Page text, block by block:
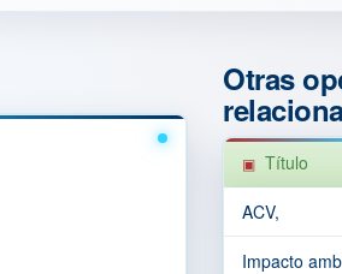
Otras
Título
ACV,
Impacto